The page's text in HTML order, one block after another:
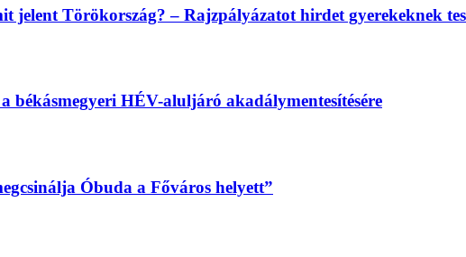
jelent Törökország? – Rajzpályázatot hirdet gyerekeknek
HÉV-aluljáró akadálymentesítésére
Óbuda a Főváros helyett”